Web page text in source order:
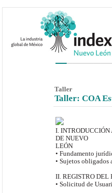
Taller
Taller: COA
I. INTRODUCCIÓN
DE NUEVO
LEÓN
• Fundamento
• Sujetos obligados
II. REGISTRO
• Solicitud de